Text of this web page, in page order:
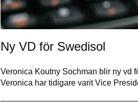
Ny VD för Swedisol
Veronica Koutny Sochman blir ny vd
Veronica har tidigare varit Vice